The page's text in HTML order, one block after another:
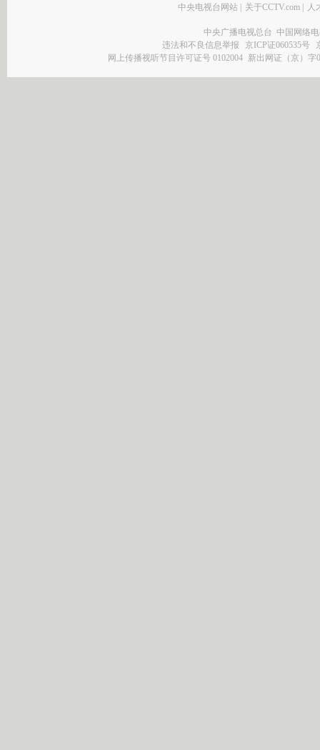
中央电视台网站 关于CCTV.com 人
中央广播电视总台 中国网络
违法和不良信息举报
京ICP证060535号
网上传播视听节目许可证号 0102004 新出网证（京）